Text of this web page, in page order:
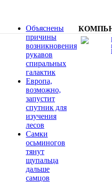
Объяснены
причины
возникновения
рукавов
спиральных
галактик
Европа,
возможно,
запустит
спутник для
изучения
лесов
Самки
осьминогов
тянут
щупальца
дальше
самцов